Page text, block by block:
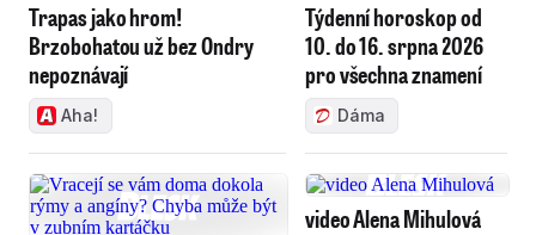
Trapas jako hrom!
Brzobohatou už bez Ondry
nepoznávají
Aha!
Týdenní horoskop od
10. do 16. srpna 2026
pro všechna znamení
Dáma
video Alena Mihulová